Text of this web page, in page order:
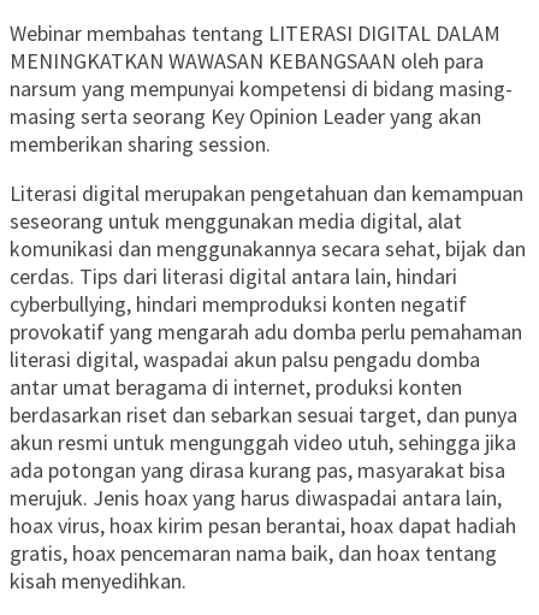
Webinar membahas tentang LITERASI DIGITAL DALAM
MENINGKATKAN WAWASAN KEBANGSAAN oleh para
narsum yang mempunyai kompetensi di bidang masing-
masing serta seorang Key Opinion Leader yang akan
memberikan sharing session.
Literasi digital merupakan pengetahuan dan kemampuan
seseorang untuk menggunakan media digital, alat
komunikasi dan menggunakannya secara sehat, bijak dan
cerdas. Tips dari literasi digital antara lain, hindari
cyberbullying, hindari memproduksi konten negatif
provokatif yang mengarah adu domba perlu pemahaman
literasi digital, waspadai akun palsu pengadu domba
antar umat beragama di internet, produksi konten
berdasarkan riset dan sebarkan sesuai target, dan punya
akun resmi untuk mengunggah video utuh, sehingga jika
ada potongan yang dirasa kurang pas, masyarakat bisa
merujuk. Jenis hoax yang harus diwaspadai antara lain,
hoax virus, hoax kirim pesan berantai, hoax dapat hadiah
gratis, hoax pencemaran nama baik, dan hoax tentang
kisah menyedihkan.